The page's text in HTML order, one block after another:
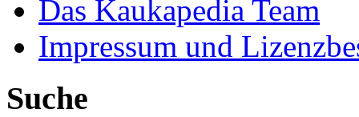
Das Kaukapedia Team
Impressum und
Suche